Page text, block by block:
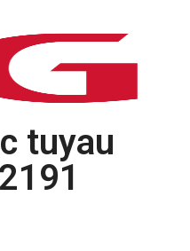
tuyau